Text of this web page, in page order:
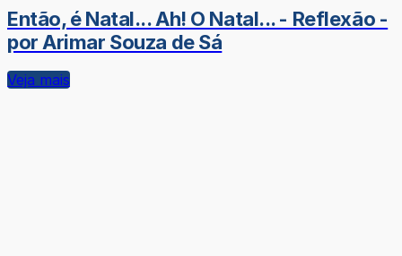
Então, é Natal... Ah! O Natal... - Reflexão -
por Arimar Souza de Sá
Veja mais